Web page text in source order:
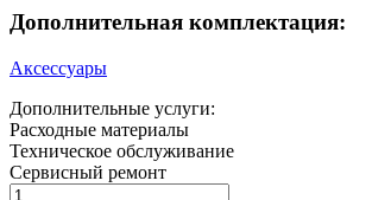
Дополнительная комплектация:
Аксессуары
Дополнительные услуги:
Расходные материалы
Техническое обслуживание
Сервисный ремонт